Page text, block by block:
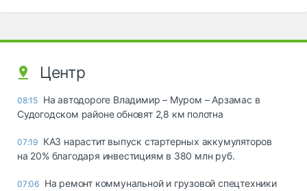
Центр
08:15 На автодороге Владимир – Муром – Арзамас в
Судогодском районе обновят 2,8 км полотна
07:19 КАЗ нарастит выпуск стартерных аккумуляторов
на 20% благодаря инвестициям в 380 млн руб.
07:06 На ремонт коммунальной и грузовой спецтехники